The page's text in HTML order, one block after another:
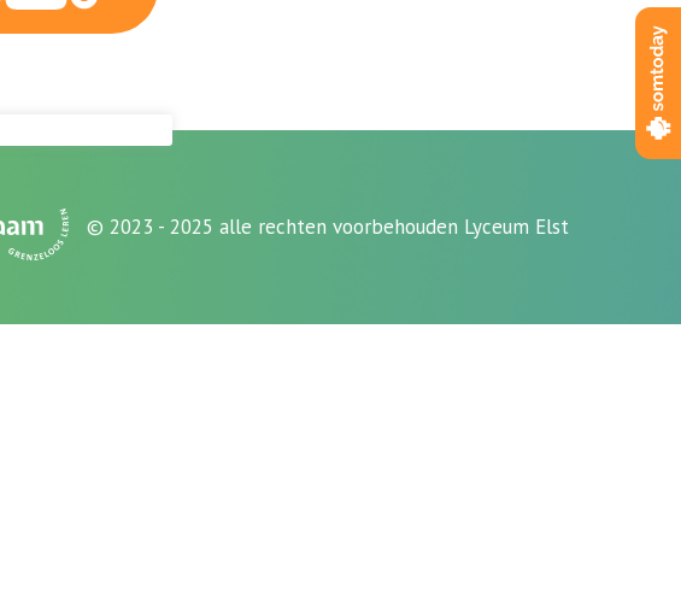
© 2023 - 2025 alle rechten voorbehouden Lyceum Elst